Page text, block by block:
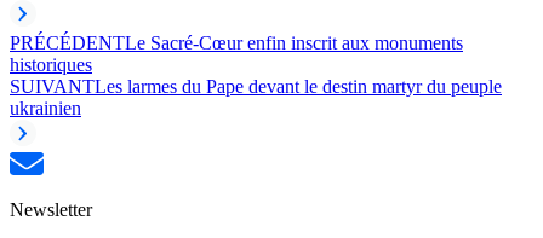
PRÉCÉDENTLe Sacré-Cœur enfin inscrit aux monuments
historiques
SUIVANTLes larmes du Pape devant le destin martyr du peuple
ukrainien
Newsletter